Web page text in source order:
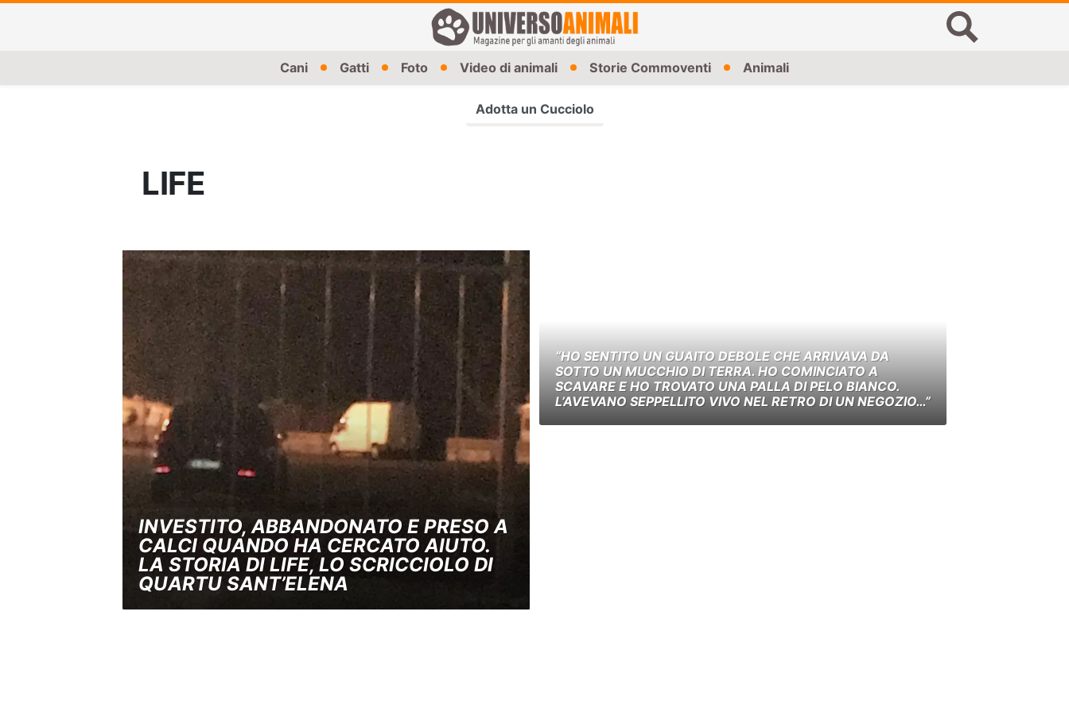
Cani Gatti Foto Video di animali Storie Commoventi Animali
Adotta un Cucciolo
LIFE
INVESTITO, ABBANDONATO E PRESO A
CALCI QUANDO HA CERCATO AIUTO.
LA STORIA DI LIFE, LO SCRICCIOLO DI
QUARTU SANT’ELENA
“HO SENTITO UN GUAITO DEBOLE CHE ARRIVAVA DA
SOTTO UN MUCCHIO DI TERRA. HO COMINCIATO A
SCAVARE E HO TROVATO UNA PALLA DI PELO BIANCO.
L’AVEVANO SEPPELLITO VIVO NEL RETRO DI UN NEGOZIO…”